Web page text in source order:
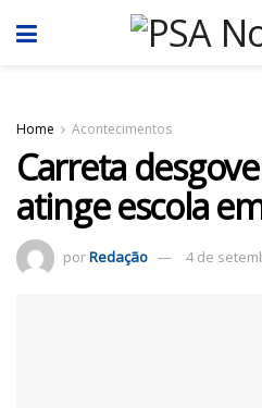
Home Acontecimentos
Carreta
atinge escola
porRedação 4 de